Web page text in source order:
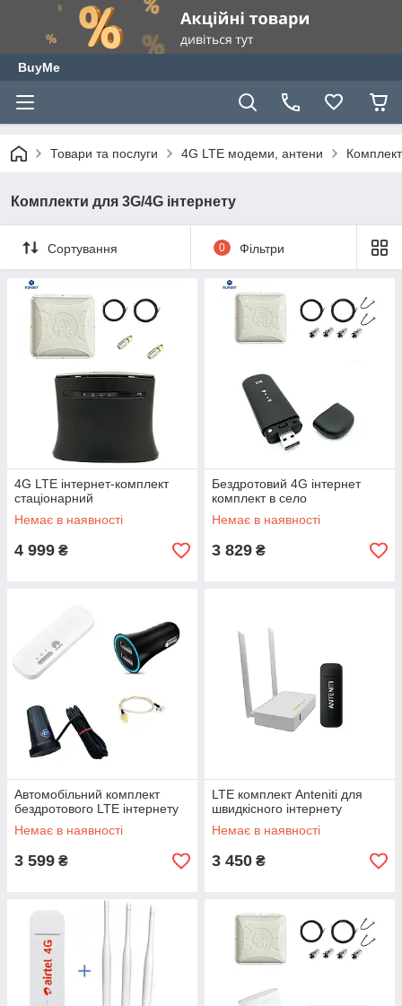
BuyMe
Товари та послуги 4G LTE модеми, антени
Комплекти для 3G/4G інтернету
Сортування 0 Фільтри
4G LTE інтернет-комплект
стаціонарний
Немає в наявності
4 999 ₴
Бездротовий 4G інтернет
комплект в село
Немає в наявності
3 829 ₴
Автомобільний комплект
бездротового LTE інтернету
Немає в наявності
3 599 ₴
LTE комплект Anteniti для
швидкісного інтернету
Немає в наявності
3 450 ₴